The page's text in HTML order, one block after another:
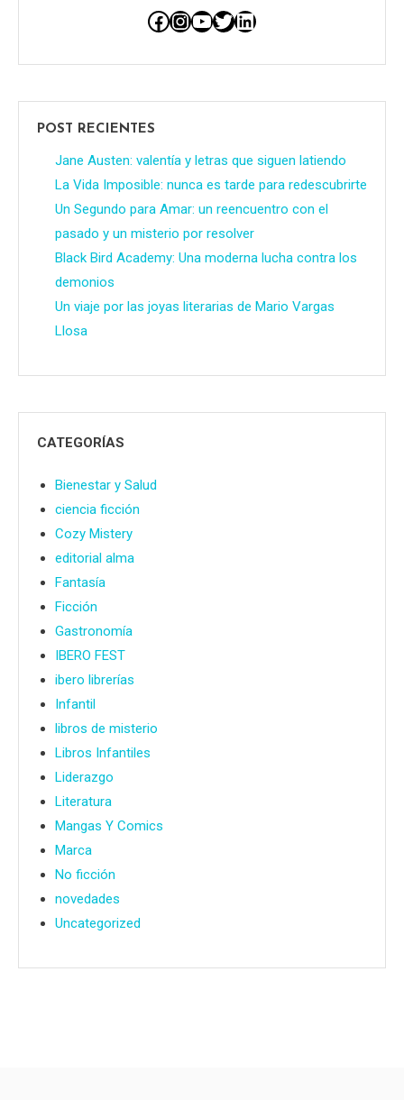
Facebook
Instagram
YouTube
Twitter
LinkedIn
POST RECIENTES
Jane Austen: valentía y letras que siguen latiendo
La Vida Imposible: nunca es tarde para redescubrirte
Un Segundo para Amar: un reencuentro con el
pasado y un misterio por resolver
Black Bird Academy: Una moderna lucha contra los
demonios
Un viaje por las joyas literarias de Mario Vargas
Llosa
CATEGORÍAS
Bienestar y Salud
ciencia ficción
Cozy Mistery
editorial alma
Fantasía
Ficción
Gastronomía
IBERO FEST
ibero librerías
Infantil
libros de misterio
Libros Infantiles
Liderazgo
Literatura
Mangas Y Comics
Marca
No ficción
novedades
Uncategorized